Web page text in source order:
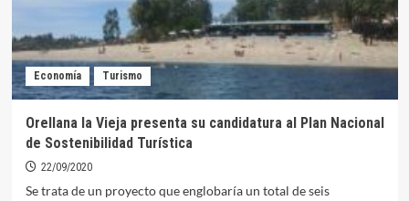
Economía Turismo
Orellana la Vieja presenta su candidatura al Plan Nacional
de Sostenibilidad Turística
22/09/2020
Se trata de un proyecto que englobaría un total de seis